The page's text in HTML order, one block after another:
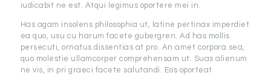
iudicabit ne est. Atqui legimus oportere mei in.
Has agam insolens philosophia ut, latine pertinax imperdiet
ea quo, usu cu harum facete gubergren. Ad has mollis
persecuti, ornatus dissentias at pro. An amet corpora sea,
quo molestie ullamcorper comprehensam ut. Suas alienum
ne vis, in pri graeci facete salutandi. Eos oporteat